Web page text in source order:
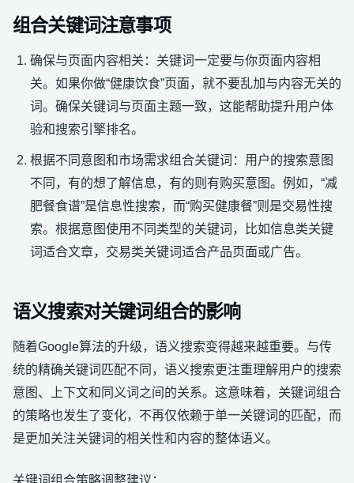
组合关键词注意事项
确保与页面内容相关：关键词一定要与你页面内容相
关。如果你做“健康饮食”页面，就不要乱加与内容无关的
词。确保关键词与页面主题一致，这能帮助提升用户体
验和搜索引擎排名。
根据不同意图和市场需求组合关键词：用户的搜索意图
不同，有的想了解信息，有的则有购买意图。例如，“减
肥餐食谱”是信息性搜索，而“购买健康餐”则是交易性搜
索。根据意图使用不同类型的关键词，比如信息类关键
词适合文章，交易类关键词适合产品页面或广告。
语义搜索对关键词组合的影响
随着Google算法的升级，语义搜索变得越来越重要。与传
统的精确关键词匹配不同，语义搜索更注重理解用户的搜索
意图、上下文和同义词之间的关系。这意味着，关键词组合
的策略也发生了变化，不再仅依赖于单一关键词的匹配，而
是更加关注关键词的相关性和内容的整体语义。
关键词组合策略调整建议：